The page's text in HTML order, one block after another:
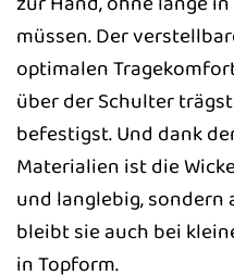
müssen. Der
optimalen
über der Schulter
befestigst. Und dank
Materialien ist die
und langlebig, sondern
bleibt sie auch bei
in Topform.